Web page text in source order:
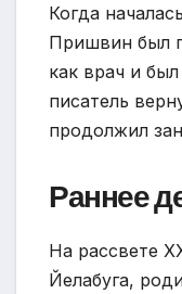
Когда
Пришвин был
как врач и
писатель
продолжил
Раннее
На рассвете
Йелабуга,